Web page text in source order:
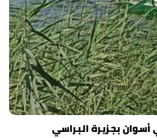
بجزيرة البراسي